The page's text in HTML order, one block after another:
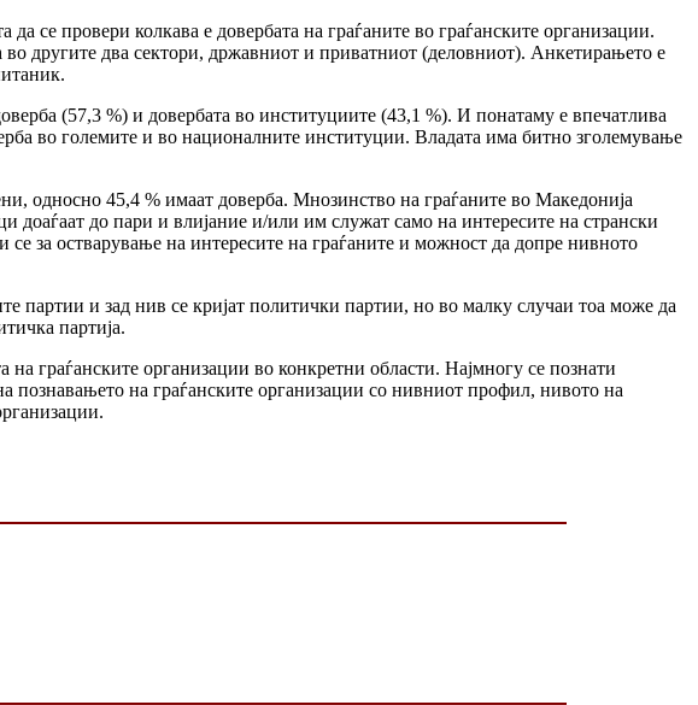
се провери колкава е довербата на граѓаните во граѓанските организации.
другите два сектори, државниот и приватниот (деловниот). Анкетирањето е
(57,3 %) и довербата во институциите (43,1 %). И понатаму е впечатлива
во големите и во националните институции. Владата има битно зголемување
односно 45,4 % имаат доверба. Мнозинство на граѓаните во Македонија
доаѓаат до пари и влијание и/или им служат само на интересите на странски
за остварување на интересите на граѓаните и можност да допре нивното
партии и зад нив се кријат политички партии, но во малку случаи тоа може да
партија.
граѓанските организации во конкретни области. Најмногу се познати
познавањето на граѓанските организации со нивниот профил, нивото на